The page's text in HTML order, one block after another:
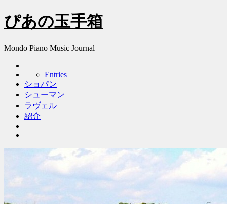
ぴあの玉手箱
Mondo Piano Music Journal
Entries
ショパン
シューマン
ラヴェル
紹介